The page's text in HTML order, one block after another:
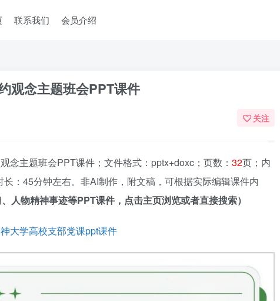
联系我们 会员介绍
观念主题班会PPT课件
关注
念主题班会PPT课件；文件格式：pptx+doxc；页数： 32页；内
长：45分钟左右。非AI制作，附文稿，可根据实际编辑课件内
人物精神事迹等PPT课件，点击主页浏览或者直接搜索）
大学高校支部党课ppt课件